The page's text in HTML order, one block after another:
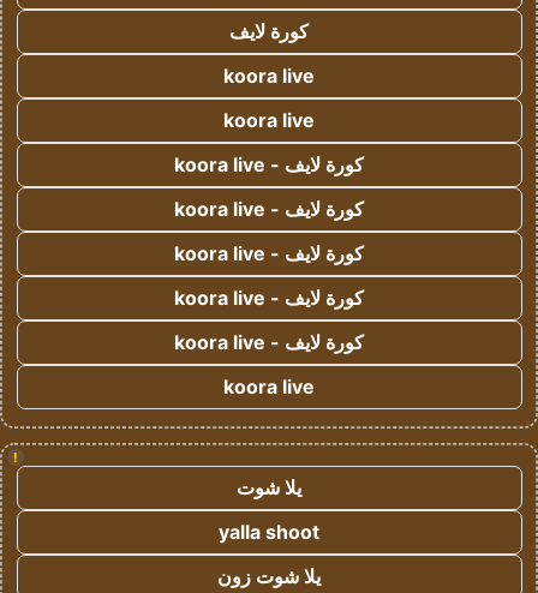
كورة لايف
koora live
koora live
كورة لايف - koora live
كورة لايف - koora live
كورة لايف - koora live
كورة لايف - koora live
كورة لايف - koora live
koora live
!
يلا شوت
yalla shoot
يلا شوت زون